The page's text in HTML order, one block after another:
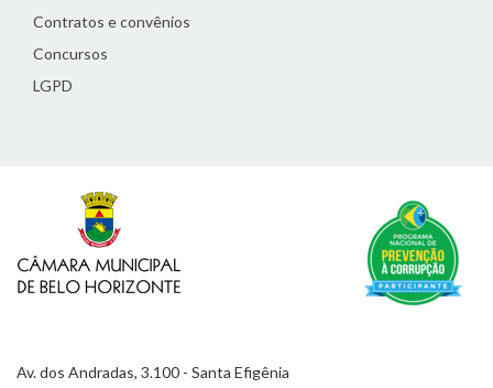
Contratos e convênios
Concursos
LGPD
Av. dos Andradas, 3.100 - Santa Efigênia